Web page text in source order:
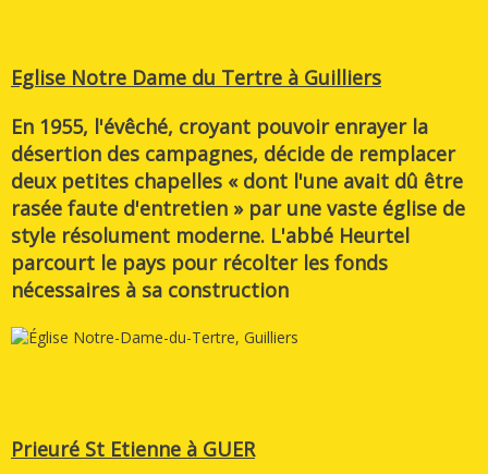
Eglise Notre Dame du Tertre à Guilliers
En 1955, l'évêché, croyant pouvoir enrayer la
désertion des campagnes, décide de remplacer
deux petites chapelles « dont l'une avait dû être
rasée faute d'entretien » par une vaste église de
style résolument moderne. L'abbé Heurtel
parcourt le pays pour récolter les fonds
nécessaires à sa construction
Prieuré St Etienne à GUER